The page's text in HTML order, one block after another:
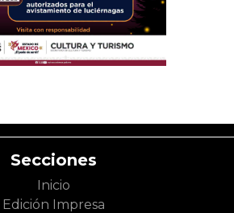
Secciones
Inicio
Edición Impresa